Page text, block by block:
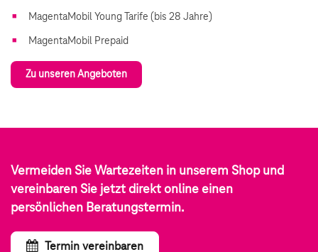
MagentaMobil Young Tarife (bis 28 Jahre)
MagentaMobil Prepaid
Zu unseren Angeboten
Vermeiden Sie Wartezeiten in unserem Shop und
vereinbaren Sie jetzt direkt online einen
persönlichen Beratungstermin.
Termin vereinbaren